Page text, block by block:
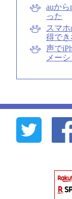
auか
った
スマ
得でき
声で
メー